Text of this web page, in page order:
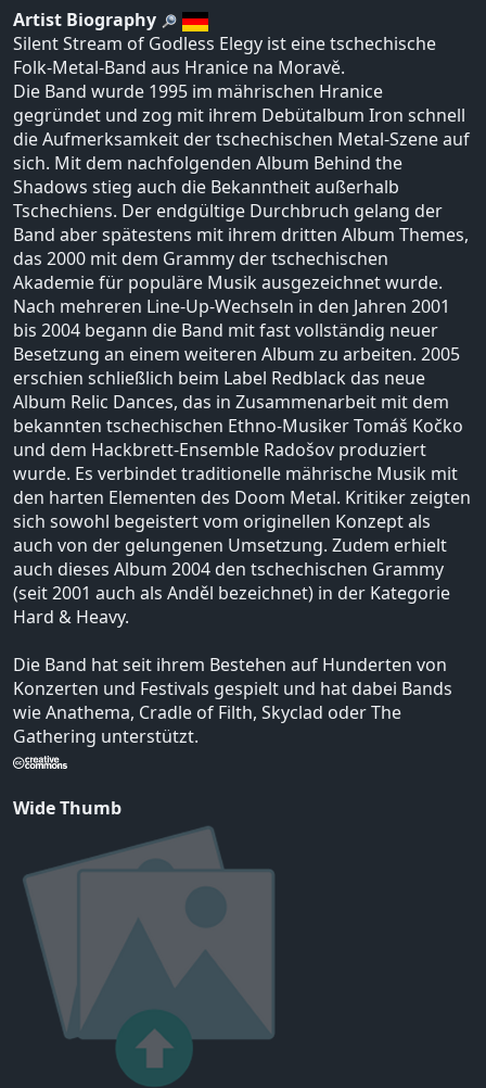
Artist Biography
Silent Stream of Godless Elegy ist eine tschechische
Folk-Metal-Band aus Hranice na Moravě.
Die Band wurde 1995 im mährischen Hranice
gegründet und zog mit ihrem Debütalbum Iron schnell
die Aufmerksamkeit der tschechischen Metal-Szene auf
sich. Mit dem nachfolgenden Album Behind the
Shadows stieg auch die Bekanntheit außerhalb
Tschechiens. Der endgültige Durchbruch gelang der
Band aber spätestens mit ihrem dritten Album Themes,
das 2000 mit dem Grammy der tschechischen
Akademie für populäre Musik ausgezeichnet wurde.
Nach mehreren Line-Up-Wechseln in den Jahren 2001
bis 2004 begann die Band mit fast vollständig neuer
Besetzung an einem weiteren Album zu arbeiten. 2005
erschien schließlich beim Label Redblack das neue
Album Relic Dances, das in Zusammenarbeit mit dem
bekannten tschechischen Ethno-Musiker Tomáš Kočko
und dem Hackbrett-Ensemble Radošov produziert
wurde. Es verbindet traditionelle mährische Musik mit
den harten Elementen des Doom Metal. Kritiker zeigten
sich sowohl begeistert vom originellen Konzept als
auch von der gelungenen Umsetzung. Zudem erhielt
auch dieses Album 2004 den tschechischen Grammy
(seit 2001 auch als Anděl bezeichnet) in der Kategorie
Hard & Heavy.
Die Band hat seit ihrem Bestehen auf Hunderten von
Konzerten und Festivals gespielt und hat dabei Bands
wie Anathema, Cradle of Filth, Skyclad oder The
Gathering unterstützt.
Wide Thumb